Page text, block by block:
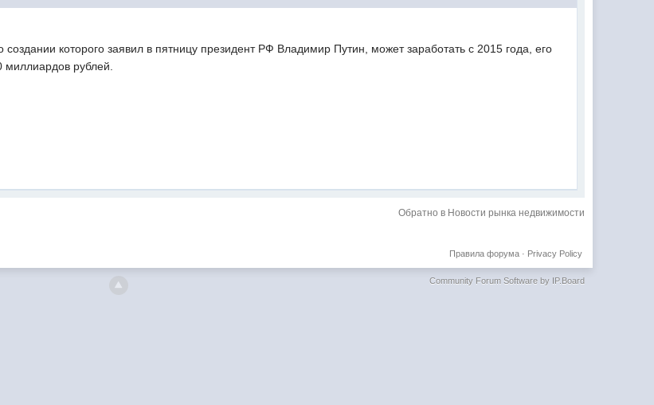
которого заявил в пятницу президент РФ Владимир Путин, может заработать с 2015 года, его
рублей.
Обратно в Новости рынка недвижимости
Privacy Policy
Правила форума·
Community Forum Software by IP.Board